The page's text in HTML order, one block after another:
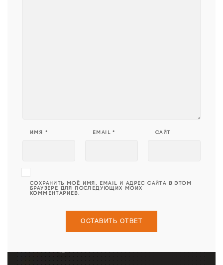
ИМЯ * EMAIL* САЙТ
СОХРАНИТЬ МОЁ ИМЯ, EMAIL И АДРЕС САЙТА В ЭТОМ
БРАУЗЕРЕ ДЛЯ ПОСЛЕДУЮЩИХ МОИХ
КОММЕНТАРИЕВ.